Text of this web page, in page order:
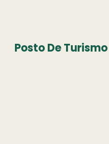
Posto De